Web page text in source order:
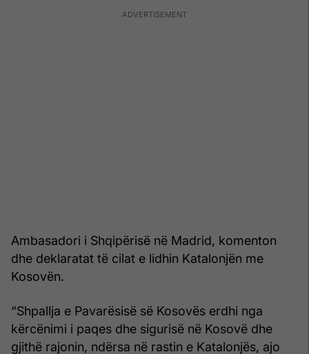
Ambasadori i Shqipërisë në Madrid, komenton
dhe deklaratat të cilat e lidhin Katalonjën me
Kosovën.
“Shpallja e Pavarësisë së Kosovës erdhi nga
kërcënimi i paqes dhe sigurisë në Kosovë dhe
gjithë rajonin, ndërsa në rastin e Katalonjës, ajo